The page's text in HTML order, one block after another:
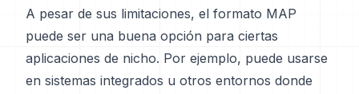
A pesar de sus limitaciones, el formato MAP
puede ser una buena opción para ciertas
aplicaciones de nicho. Por ejemplo, puede usarse
en sistemas integrados u otros entornos donde